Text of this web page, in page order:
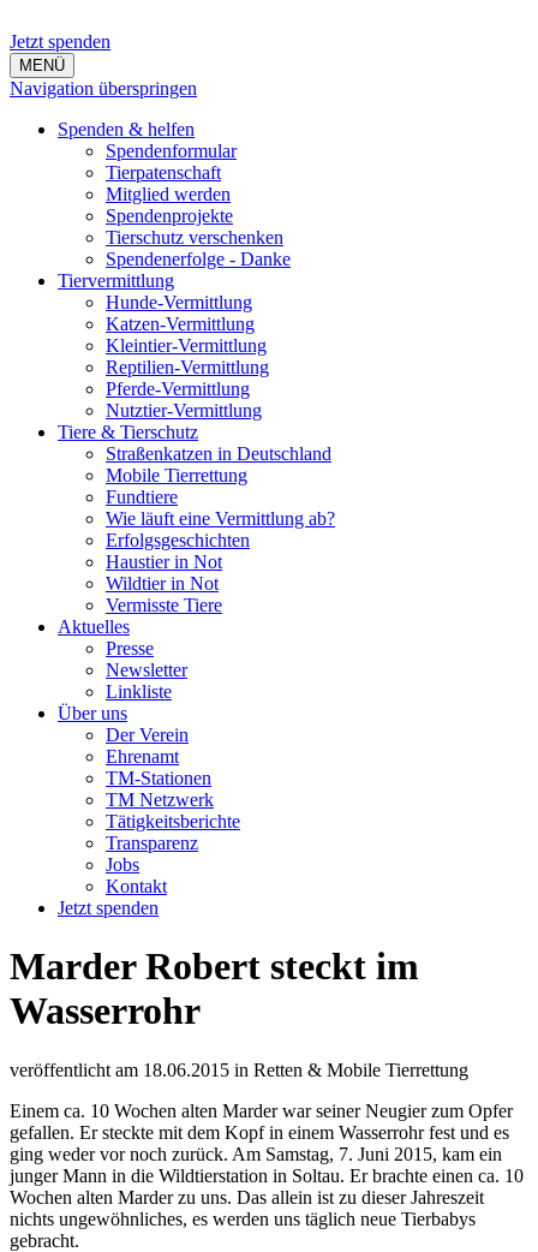
Jetzt spenden
MENÜ
Navigation überspringen
Spenden & helfen
Spendenformular
Tierpatenschaft
Mitglied werden
Spendenprojekte
Tierschutz verschenken
Spendenerfolge - Danke
Tiervermittlung
Hunde-Vermittlung
Katzen-Vermittlung
Kleintier-Vermittlung
Reptilien-Vermittlung
Pferde-Vermittlung
Nutztier-Vermittlung
Tiere & Tierschutz
Straßenkatzen in Deutschland
Mobile Tierrettung
Fundtiere
Wie läuft eine Vermittlung ab?
Erfolgsgeschichten
Haustier in Not
Wildtier in Not
Vermisste Tiere
Aktuelles
Presse
Newsletter
Linkliste
Über uns
Der Verein
Ehrenamt
TM-Stationen
TM Netzwerk
Tätigkeitsberichte
Transparenz
Jobs
Kontakt
Jetzt spenden
Marder Robert steckt im
Wasserrohr
veröffentlicht am 18.06.2015 in Retten & Mobile Tierrettung
Einem ca. 10 Wochen alten Marder war seiner Neugier zum Opfer
gefallen. Er steckte mit dem Kopf in einem Wasserrohr fest und es
ging weder vor noch zurück. Am Samstag, 7. Juni 2015, kam ein
junger Mann in die Wildtierstation in Soltau. Er brachte einen ca. 10
Wochen alten Marder zu uns. Das allein ist zu dieser Jahreszeit
nichts ungewöhnliches, es werden uns täglich neue Tierbabys
gebracht.